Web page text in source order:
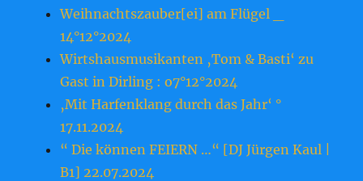
Weihnachtszauber[ei] am Flügel _
14°12°2024
Wirtshausmusikanten ‚Tom & Basti‘ zu
Gast in Dirling : o7°12°2024
‚Mit Harfenklang durch das Jahr‘ °
17.11.2024
“ Die können FEIERN …“ [DJ Jürgen Kaul |
B1] 22.07.2024